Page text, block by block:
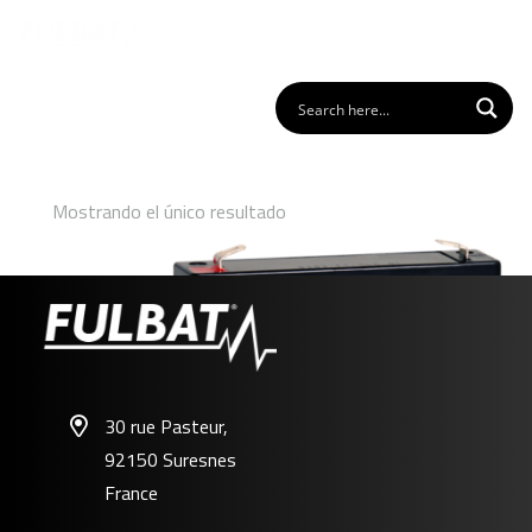
Mostrando el único resultado
30 rue Pasteur,
92150 Suresnes
France